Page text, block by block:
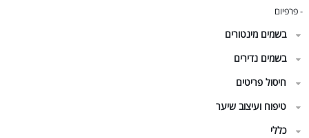
-פרפיום
בשמים מינטורים
בשמים נדירים
חיסול פריטים
טיפוח ועיצוב שיער
כללי